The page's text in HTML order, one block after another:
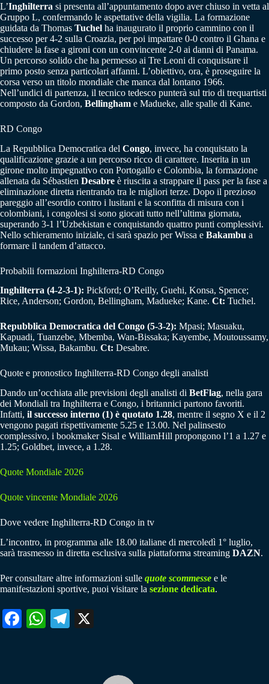
L’Inghilterra si presenta all’appuntamento dopo aver chiuso in vetta al
Gruppo L, confermando le aspettative della vigilia. La formazione
guidata da Thomas Tuchel ha inaugurato il proprio cammino con il
successo per 4-2 sulla Croazia, per poi impattare 0-0 contro il Ghana e
chiudere la fase a gironi con un convincente 2-0 ai danni di Panama.
Un percorso solido che ha permesso ai Tre Leoni di conquistare il
primo posto senza particolari affanni. L’obiettivo, ora, è proseguire la
corsa verso un titolo mondiale che manca dal lontano 1966.
Nell’undici di partenza, il tecnico tedesco punterà sul trio di trequartisti
composto da Gordon, Bellingham e Madueke, alle spalle di Kane.
RD Congo
La Repubblica Democratica del Congo, invece, ha conquistato la
qualificazione grazie a un percorso ricco di carattere. Inserita in un
girone molto impegnativo con Portogallo e Colombia, la formazione
allenata da Sébastien Desabre è riuscita a strappare il pass per la fase a
eliminazione diretta rientrando tra le migliori terze. Dopo il prezioso
pareggio all’esordio contro i lusitani e la sconfitta di misura con i
colombiani, i congolesi si sono giocati tutto nell’ultima giornata,
superando 3-1 l’Uzbekistan e conquistando quattro punti complessivi.
Nello schieramento iniziale, ci sarà spazio per Wissa e Bakambu a
formare il tandem d’attacco.
Probabili formazioni Inghilterra-RD Congo
Inghilterra (4-2-3-1): Pickford; O’Reilly, Guehi, Konsa, Spence;
Rice, Anderson; Gordon, Bellingham, Madueke; Kane. Ct: Tuchel.
Repubblica Democratica del Congo (5-3-2): Mpasi; Masuaku,
Kapuadi, Tuanzebe, Mbemba, Wan-Bissaka; Kayembe, Moutoussamy,
Mukau; Wissa, Bakambu. Ct: Desabre.
Quote e pronostico Inghilterra-RD Congo degli analisti
Dando un’occhiata alle previsioni degli analisti di BetFlag, nella gara
dei Mondiali tra Inghilterra e Congo, i britannici partono favoriti.
Infatti, il successo interno (1) è quotato 1.28, mentre il segno X e il 2
vengono pagati rispettivamente 5.25 e 13.00. Nel palinsesto
complessivo, i bookmaker Sisal e WilliamHill propongono l’1 a 1.27 e
1.25; Goldbet, invece, a 1.28.
Quote Mondiale 2026
Quote vincente Mondiale 2026
Dove vedere Inghilterra-RD Congo in tv
L’incontro, in programma alle 18.00 italiane di mercoledì 1° luglio,
sarà trasmesso in diretta esclusiva sulla piattaforma streaming DAZN.
Per consultare altre informazioni sulle quote scommesse e le
manifestazioni sportive, puoi visitare la sezione dedicata.
Fa W
Te